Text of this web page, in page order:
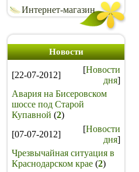
Интернет-магазин
Новости
[22-07-2012]
[Новости
дня]
Авария на Бисеровском
шоссе под Старой
Купавной (2)
[07-07-2012]
[Новости
дня]
Чрезвычайная ситуация в
Краснодарском крае (2)